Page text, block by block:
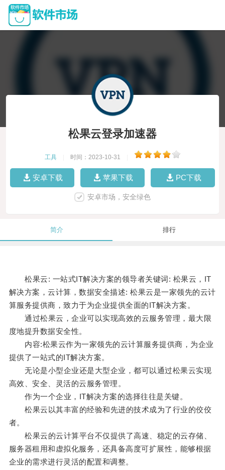
松果云登录加速器
工具 时间：2023-10-31
安卓下载 苹果下载 PC下载
安卓市场，安全绿色
简介 排行
松果云: 一站式IT解决方案的领导者关键词: 松果云，IT
解决方案，云计算，数据安全描述: 松果云是一家领先的云计
算服务提供商，致力于为企业提供全面的IT解决方案。
通过松果云，企业可以实现高效的云服务管理，最大限
度地提升数据安全性。
内容:松果云作为一家领先的云计算服务提供商，为企业
提供了一站式的IT解决方案。
无论是小型企业还是大型企业，都可以通过松果云实现
高效、安全、灵活的云服务管理。
作为一个企业，IT解决方案的选择往往是关键。
松果云以其丰富的经验和先进的技术成为了行业的佼佼
者。
松果云的云计算平台不仅提供了高速、稳定的云存储、
服务器租用和虚拟化服务，还具备高度可扩展性，能够根据
企业的需求进行灵活的配置和调整。